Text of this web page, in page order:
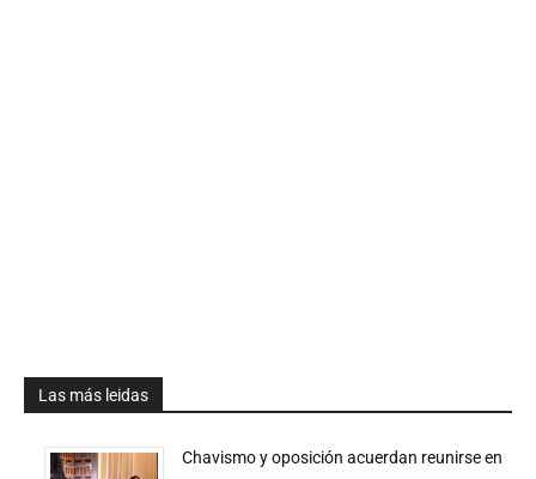
Las más leidas
Chavismo y oposición acuerdan reunirse en